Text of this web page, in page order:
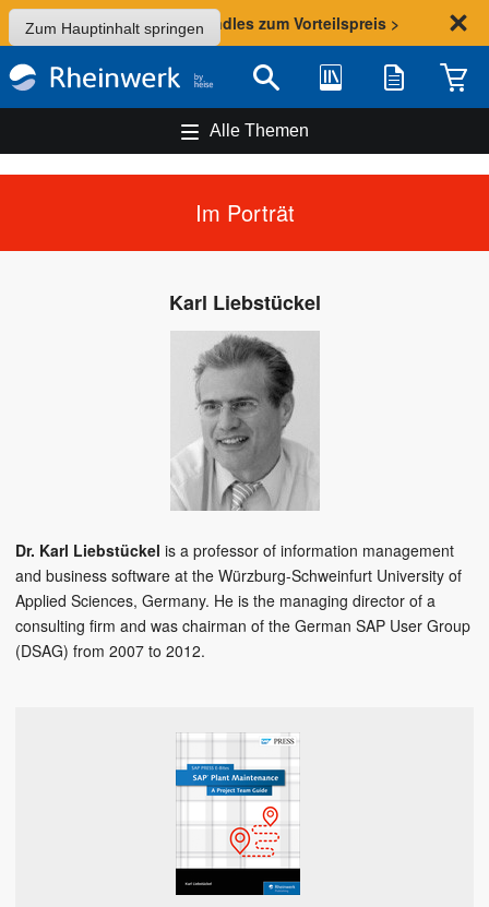
Zum Hauptinhalt springen
Sommer-Aktion: Bundles zum Vorteilspreis >
Suche Bibliothek Merkliste
Alle Themen
Im Porträt
Karl Liebstückel
Dr. Karl Liebstückel is a professor of information management
and business software at the Würzburg-Schweinfurt University of
Applied Sciences, Germany. He is the managing director of a
consulting firm and was chairman of the German SAP User Group
(DSAG) from 2007 to 2012.